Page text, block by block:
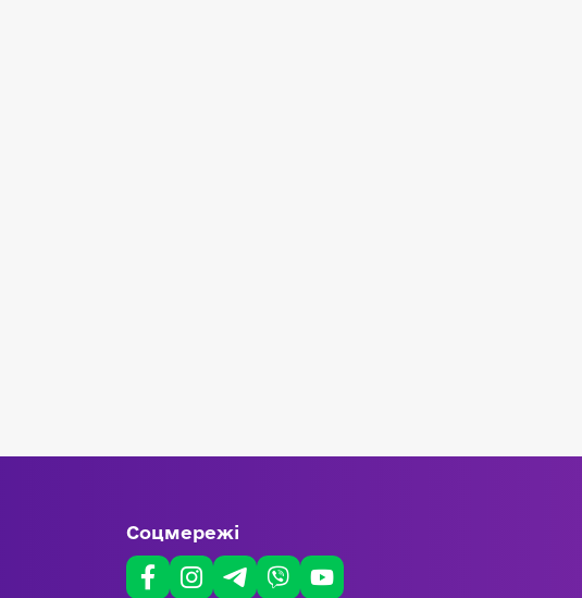
Соцмережі